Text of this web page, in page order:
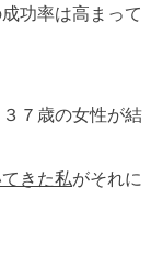
功率は高まって
７歳の女性が結
きた私がそれに